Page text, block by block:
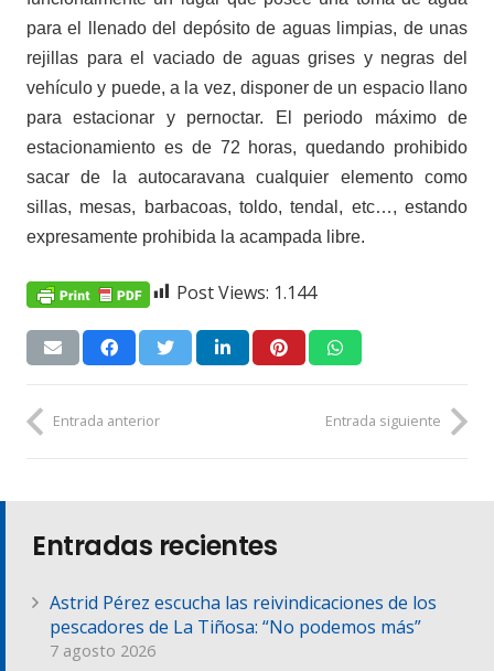
para el llenado del depósito de aguas limpias, de unas
rejillas para el vaciado de aguas grises y negras del
vehículo y puede, a la vez, disponer de un espacio llano
para estacionar y pernoctar. El periodo máximo de
estacionamiento es de 72 horas, quedando prohibido
sacar de la autocaravana cualquier elemento como
sillas, mesas, barbacoas, toldo, tendal, etc…, estando
expresamente prohibida la acampada libre.
Post Views: 1.144
Entrada anterior Entrada siguiente
Entradas recientes
Astrid Pérez escucha las reivindicaciones de los
pescadores de La Tiñosa: “No podemos más”
7 agosto 2026